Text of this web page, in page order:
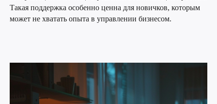
Такая поддержка особенно ценна для новичков, которым
может не хватать опыта в управлении бизнесом.